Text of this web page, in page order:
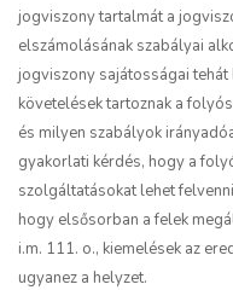
jogviszony tartalmát a
elszámolásának szabályai
jogviszony sajátosságai
követelések tartoznak a
és milyen szabályok
gyakorlati kérdés, hogy a
szolgáltatásokat lehet
hogy elsősorban a felek
i.m. 111. o., kiemelések az
ugyanez a helyzet.